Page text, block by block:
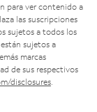
para ver contenido a
las suscripciones
sujetos a todos los
sujetos a
marcas
de sus respectivos
disclosures